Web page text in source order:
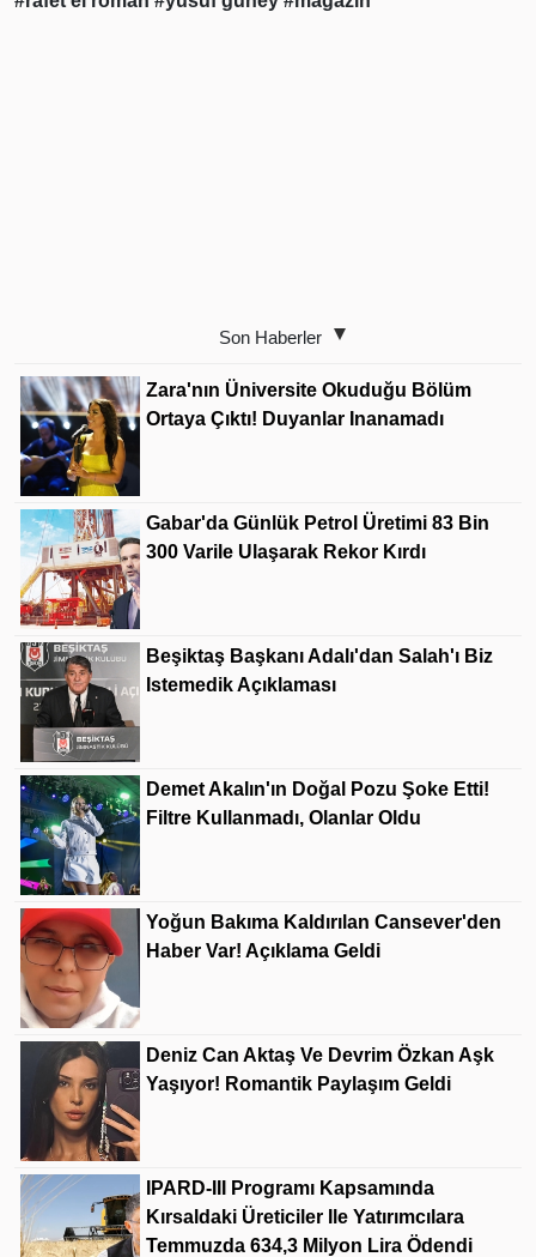
Son Haberler
Zara'nın Üniversite Okuduğu Bölüm
Ortaya Çıktı! Duyanlar Inanamadı
Gabar'da Günlük Petrol Üretimi 83 Bin
300 Varile Ulaşarak Rekor Kırdı
Beşiktaş Başkanı Adalı'dan Salah'ı Biz
Istemedik Açıklaması
Demet Akalın'ın Doğal Pozu Şoke Etti!
Filtre Kullanmadı, Olanlar Oldu
Yoğun Bakıma Kaldırılan Cansever'den
Haber Var! Açıklama Geldi
Deniz Can Aktaş Ve Devrim Özkan Aşk
Yaşıyor! Romantik Paylaşım Geldi
IPARD-III Programı Kapsamında
Kırsaldaki Üreticiler Ile Yatırımcılara
Temmuzda 634,3 Milyon Lira Ödendi